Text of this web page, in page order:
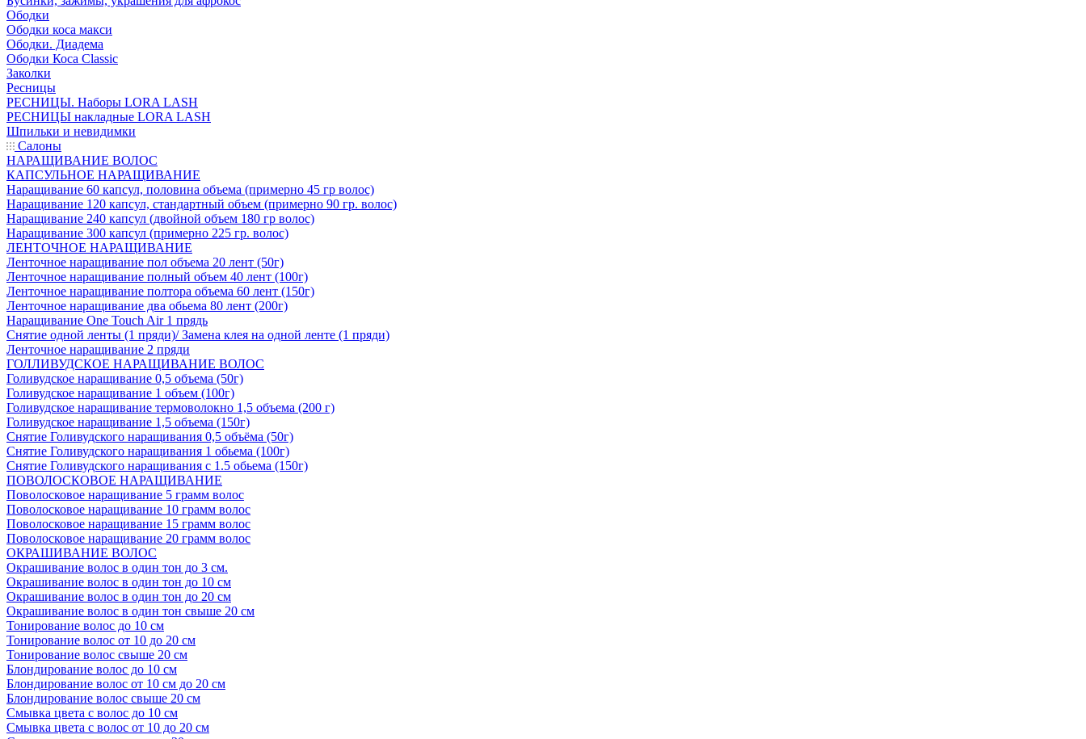
Ободки
Ободки коса макси
Ободки. Диадема
Ободки Коса Classic
Заколки
Ресницы
РЕСНИЦЫ. Наборы LORA LASH
РЕСНИЦЫ накладные LORA LASH
Шпильки и невидимки
Салоны
НАРАЩИВАНИЕ ВОЛОС
КАПСУЛЬНОЕ НАРАЩИВАНИЕ
Наращивание 60 капсул, половина объема (примерно 45 гр волос)
Наращивание 120 капсул, стандартный объем (примерно 90 гр. волос)
Наращивание 240 капсул (двойной объем 180 гр волос)
Наращивание 300 капсул (примерно 225 гр. волос)
ЛЕНТОЧНОЕ НАРАЩИВАНИЕ
Ленточное наращивание пол объема 20 лент (50г)
Ленточное наращивание полный объем 40 лент (100г)
Ленточное наращивание полтора объема 60 лент (150г)
Ленточное наращивание два обьема 80 лент (200г)
Наращивание One Touch Air 1 прядь
Снятие одной ленты (1 пряди)/ Замена клея на одной ленте (1 пряди)
Ленточное наращивание 2 пряди
ГОЛЛИВУДСКОЕ НАРАЩИВАНИЕ ВОЛОС
Голивудское наращивание 0,5 объема (50г)
Голивудское наращивание 1 объем (100г)
Голивудское наращивание термоволокно 1,5 объема (200 г)
Голивудское наращивание 1,5 объема (150г)
Снятие Голивудского наращивания 0,5 объёма (50г)
Снятие Голивудского наращивания 1 обьема (100г)
Снятие Голивудского наращивания с 1.5 обьема (150г)
ПОВОЛОСКОВОЕ НАРАЩИВАНИЕ
Поволосковое наращивание 5 грамм волос
Поволосковое наращивание 10 грамм волос
Поволосковое наращивание 15 грамм волос
Поволосковое наращивание 20 грамм волос
ОКРАШИВАНИЕ ВОЛОС
Окрашивание волос в один тон до 3 см.
Окрашивание волос в один тон до 10 см
Окрашивание волос в один тон до 20 см
Окрашивание волос в один тон свыше 20 см
Тонирование волос до 10 см
Тонирование волос от 10 до 20 см
Тонирование волос свыше 20 см
Блондирование волос до 10 см
Блондирование волос от 10 см до 20 см
Блондирование волос свыше 20 см
Смывка цвета с волос до 10 см
Смывка цвета с волос от 10 до 20 см